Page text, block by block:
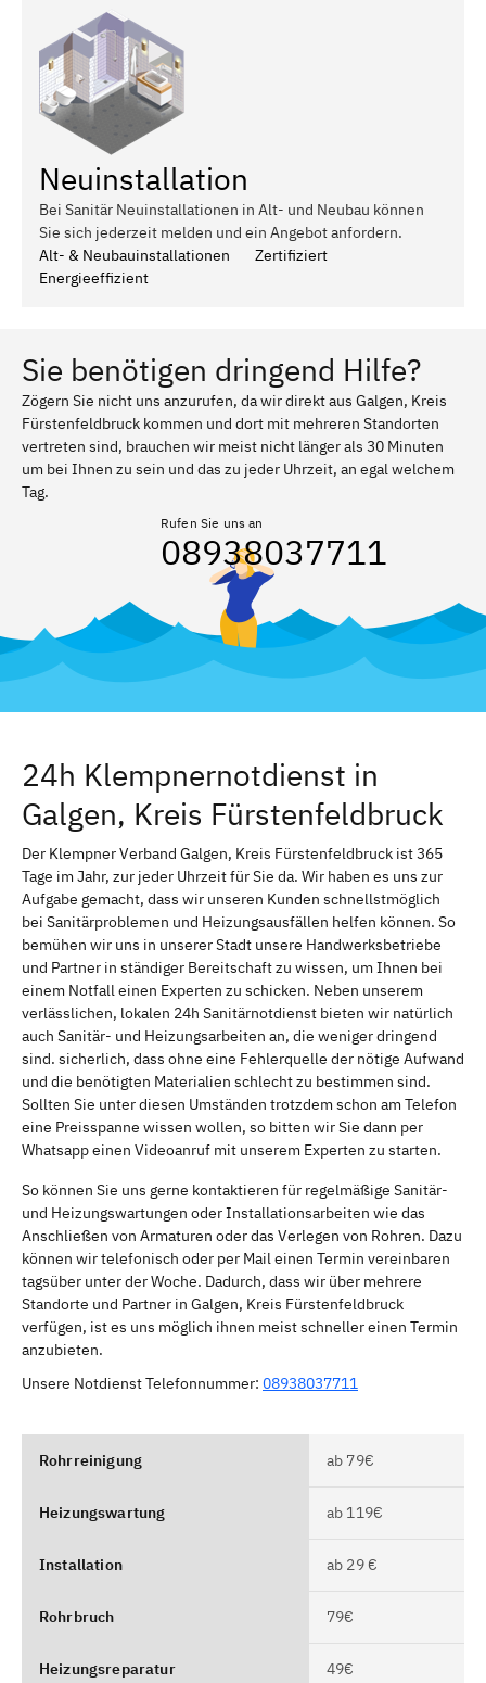
Neuinstallation
Bei Sanitär Neuinstallationen in Alt- und Neubau können
Sie sich jederzeit melden und ein Angebot anfordern.
Alt- & Neubauinstallationen
Zertifiziert
Energieeffizient
Sie benötigen dringend Hilfe?
Zögern Sie nicht uns anzurufen, da wir direkt aus Galgen, Kreis
Fürstenfeldbruck kommen und dort mit mehreren Standorten
vertreten sind, brauchen wir meist nicht länger als 30 Minuten
um bei Ihnen zu sein und das zu jeder Uhrzeit, an egal welchem
Tag.
Rufen Sie uns an
08938037711
24h Klempnernotdienst in
Galgen, Kreis Fürstenfeldbruck
Der Klempner Verband Galgen, Kreis Fürstenfeldbruck ist 365
Tage im Jahr, zur jeder Uhrzeit für Sie da. Wir haben es uns zur
Aufgabe gemacht, dass wir unseren Kunden schnellstmöglich
bei Sanitärproblemen und Heizungsausfällen helfen können. So
bemühen wir uns in unserer Stadt unsere Handwerksbetriebe
und Partner in ständiger Bereitschaft zu wissen, um Ihnen bei
einem Notfall einen Experten zu schicken. Neben unserem
verlässlichen, lokalen 24h Sanitärnotdienst bieten wir natürlich
auch Sanitär- und Heizungsarbeiten an, die weniger dringend
sind. sicherlich, dass ohne eine Fehlerquelle der nötige Aufwand
und die benötigten Materialien schlecht zu bestimmen sind.
Sollten Sie unter diesen Umständen trotzdem schon am Telefon
eine Preisspanne wissen wollen, so bitten wir Sie dann per
Whatsapp einen Videoanruf mit unserem Experten zu starten.
So können Sie uns gerne kontaktieren für regelmäßige Sanitär-
und Heizungswartungen oder Installationsarbeiten wie das
Anschließen von Armaturen oder das Verlegen von Rohren. Dazu
können wir telefonisch oder per Mail einen Termin vereinbaren
tagsüber unter der Woche. Dadurch, dass wir über mehrere
Standorte und Partner in Galgen, Kreis Fürstenfeldbruck
verfügen, ist es uns möglich ihnen meist schneller einen Termin
anzubieten.
Unsere Notdienst Telefonnummer: 08938037711
Rohrreinigung ab 79€
Heizungswartung ab 119€
Installation ab 29 €
Rohrbruch 79€
Heizungsreparatur 49€